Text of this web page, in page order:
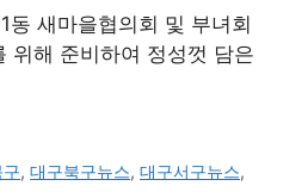
새마을협의회 및 부녀회
위해 준비하여 정성껏 담은
,대구북구뉴스,대구서구뉴스,